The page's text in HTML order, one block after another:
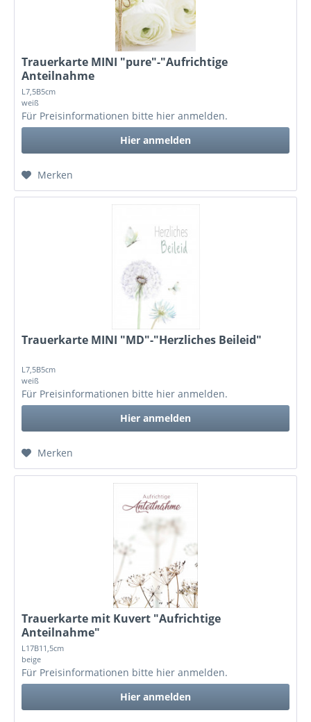
Trauerkarte MINI "pure"-"Aufrichtige
Anteilnahme
L7,5B5cm
weiß
Für Preisinformationen bitte hier anmelden.
Hier anmelden
Merken
Trauerkarte MINI "MD"-"Herzliches Beileid"
L7,5B5cm
weiß
Für Preisinformationen bitte hier anmelden.
Hier anmelden
Merken
Trauerkarte mit Kuvert "Aufrichtige
Anteilnahme"
L17B11,5cm
beige
Für Preisinformationen bitte hier anmelden.
Hier anmelden